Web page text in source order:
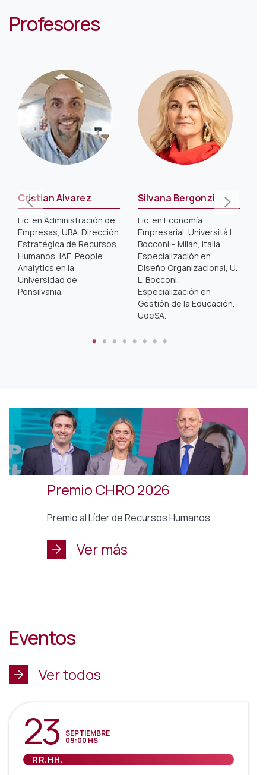
Profesores
Cristian Alvarez
Lic. en Administración de
Empresas, UBA. Dirección
Estratégica de Recursos
Humanos, IAE. People
Analytics en la
Universidad de
Pensilvania.
Silvana Bergonzi
Lic. en Economía
Empresarial, Università L.
Bocconi – Milán, Italia.
Especialización en
Diseño Organizacional, U.
L. Bocconi.
Especialización en
Gestión de la Educación,
UdeSA.
Premio CHRO 2026
Premio al Líder de Recursos Humanos
Ver más
Eventos
Ver todos
23 SEPTIEMBRE
09:00 HS
RR.HH.